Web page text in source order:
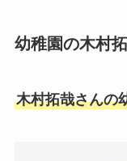
幼稚園の木村
木村拓哉さんの